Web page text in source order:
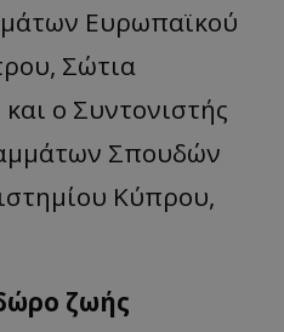
Ευρωπαϊκού
Σώτια
ο Συντονιστής
Σπουδών
Κύπρου,
ζωής